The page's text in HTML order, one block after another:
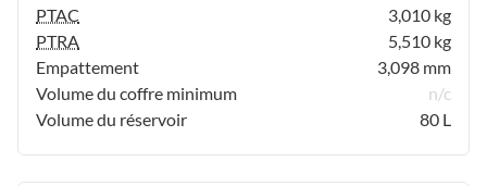
PTAC
3,010 kg
PTRA
5,510 kg
Empattement
3,098 mm
Volume du coffre minimum
n/c
Volume du réservoir
80 L